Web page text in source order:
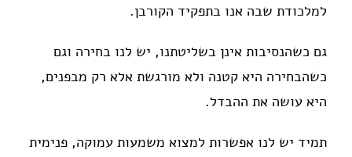
למלכודת שבה אנו בתפקיד הקורבן.
גם כשהנסיבות אינן בשליטתנו, יש לנו בחירה וגם
כשהבחירה היא קטנה ולא מורגשת אלא רק מבפנים,
היא עושה את ההבדל.
תמיד יש לנו אפשרות למצוא משמעות עמוקה, פנימית